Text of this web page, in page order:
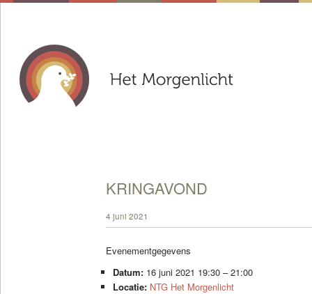
KRINGAVOND
4 juni 2021
Evenementgegevens
Datum: 16 juni 2021 19:30–21:00
Locatie: NTG Het Morgenlicht